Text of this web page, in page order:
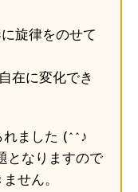
旋律をのせて
在に変化でき
ました (^^♪
となりますので
せん。